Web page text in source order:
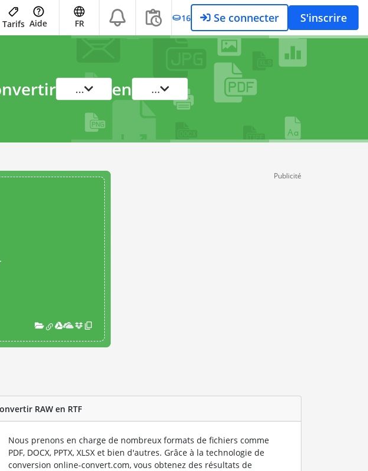
Tarifs Aide FR 16 Se connecter S'inscrire
... en ...
Publicité
RAW en RTF
Nous prenons en charge de nombreux formats de fichiers comme
PDF, DOCX, PPTX, XLSX et bien d'autres. Grâce à la technologie de
conversion online-convert.com, vous obtenez des résultats de